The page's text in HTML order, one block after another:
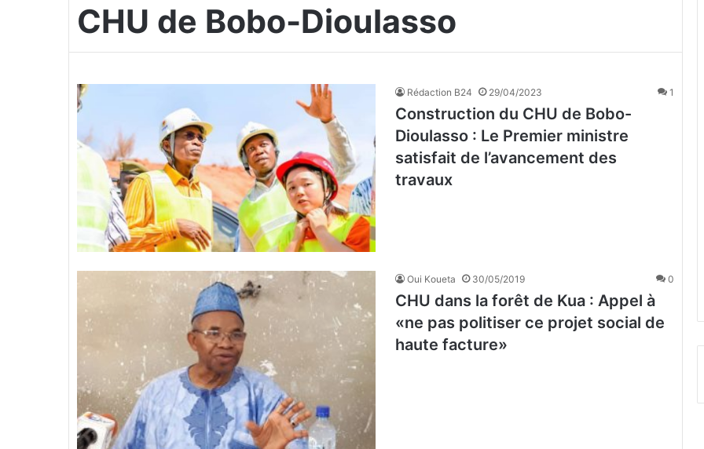
CHU de Bobo-Dioulasso
Rédaction B24 29/04/2023 1
Construction du CHU de Bobo-
Dioulasso : Le Premier ministre
satisfait de l’avancement des
travaux
Oui Koueta 30/05/2019 0
CHU dans la forêt de Kua : Appel à
«ne pas politiser ce projet social de
haute facture»